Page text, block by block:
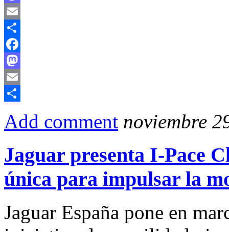
Mastodon
Email
Compartir
Facebook
Mastodon
Email
Add comment noviembre
Jaguar presenta I-Pace
única para impulsar la
Jaguar España pone en